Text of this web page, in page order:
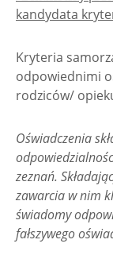
kandydata
Kryteria
odpowiednimi
rodziców/
Oświadczenia
zeznań.
zawarcia w nim
świadomy
fałszywego